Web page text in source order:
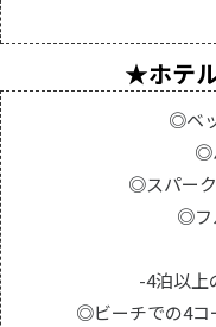
やプールにフレンドリーなス
す。
★ホテ
◎ベ
◎
◎スパー
◎フ
-4泊以上
◎ビーチでの4コ